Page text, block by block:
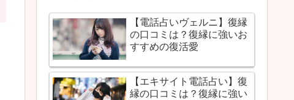
【電話占いヴェルニ】復縁
の口コミは？復縁に強いお
すすめの復活愛
【エキサイト電話占い】復
縁の口コミは？復縁に強い